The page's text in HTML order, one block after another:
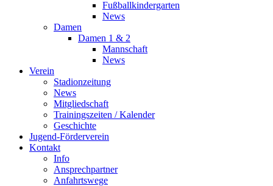
Fußballkindergarten
News
Damen
Damen 1 & 2
Mannschaft
News
Verein
Stadionzeitung
News
Mitgliedschaft
Trainingszeiten / Kalender
Geschichte
Jugend-Förderverein
Kontakt
Info
Ansprechpartner
Anfahrtswege